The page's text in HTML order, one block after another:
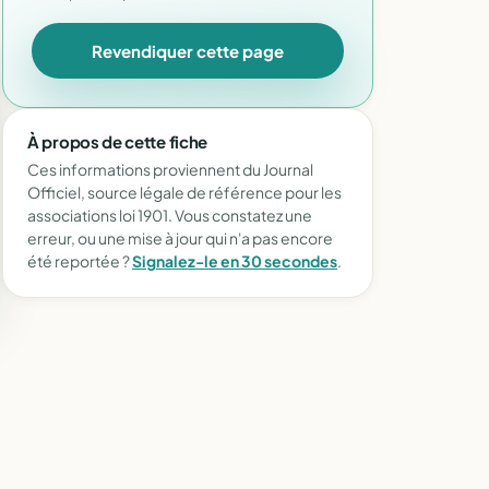
Revendiquer cette page
À propos de cette fiche
Ces informations proviennent du Journal
Officiel, source légale de référence pour les
associations loi 1901. Vous constatez une
erreur, ou une mise à jour qui n'a pas encore
été reportée ?Signalez-le en 30 secondes.